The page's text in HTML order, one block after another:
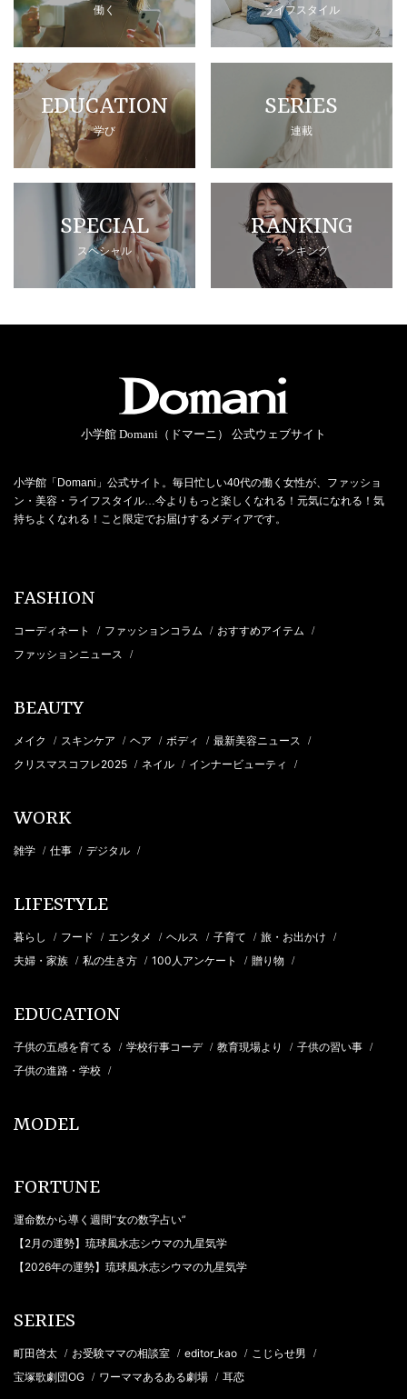
働く ライフスタイル
EDUCATION
学び
SERIES
連載
SPECIAL
スペシャル
RANKING
ランキング
小学館 Domani（ドマーニ） 公式ウェブサイト
小学館「Domani」公式サイト。毎日忙しい40代の働く女性が、ファッショ
ン・美容・ライフスタイル…今よりもっと楽しくなれる！元気になれる！気
持ちよくなれる！こと限定でお届けするメディアです。
FASHION
コーディネート / ファッションコラム / おすすめアイテム /
ファッションニュース /
BEAUTY
メイク / スキンケア / ヘア / ボディ / 最新美容ニュース /
クリスマスコフレ2025 / ネイル / インナービューティ /
WORK
雑学 / 仕事 / デジタル /
LIFESTYLE
暮らし / フード / エンタメ / ヘルス / 子育て / 旅・お出かけ /
夫婦・家族 / 私の生き方 / 100人アンケート / 贈り物 /
EDUCATION
子供の五感を育てる / 学校行事コーデ / 教育現場より / 子供の習い事 /
子供の進路・学校 /
MODEL
FORTUNE
運命数から導く週間“女の数字占い”
【2月の運勢】琉球風水志シウマの九星気学
【2026年の運勢】琉球風水志シウマの九星気学
SERIES
町田啓太 / お受験ママの相談室 / editor_kao / こじらせ男 /
宝塚歌劇団OG / ワーママあるある劇場 / 耳恋